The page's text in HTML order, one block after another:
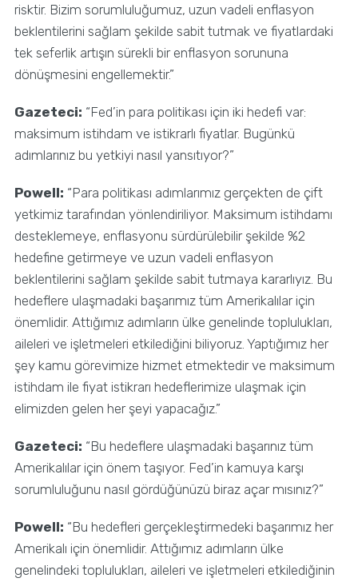
risktir. Bizim sorumluluğumuz, uzun vadeli enflasyon
beklentilerini sağlam şekilde sabit tutmak ve fiyatlardaki
tek seferlik artışın sürekli bir enflasyon sorununa
dönüşmesini engellemektir.”
Gazeteci: “Fed’in para politikası için iki hedefi var:
maksimum istihdam ve istikrarlı fiyatlar. Bugünkü
adımlarınız bu yetkiyi nasıl yansıtıyor?”
Powell: “Para politikası adımlarımız gerçekten de çift
yetkimiz tarafından yönlendiriliyor. Maksimum istihdamı
desteklemeye, enflasyonu sürdürülebilir şekilde %2
hedefine getirmeye ve uzun vadeli enflasyon
beklentilerini sağlam şekilde sabit tutmaya kararlıyız. Bu
hedeflere ulaşmadaki başarımız tüm Amerikalılar için
önemlidir. Attığımız adımların ülke genelinde toplulukları,
aileleri ve işletmeleri etkilediğini biliyoruz. Yaptığımız her
şey kamu görevimize hizmet etmektedir ve maksimum
istihdam ile fiyat istikrarı hedeflerimize ulaşmak için
elimizden gelen her şeyi yapacağız.”
Gazeteci: “Bu hedeflere ulaşmadaki başarınız tüm
Amerikalılar için önem taşıyor. Fed’in kamuya karşı
sorumluluğunu nasıl gördüğünüzü biraz açar mısınız?”
Powell: “Bu hedefleri gerçekleştirmedeki başarımız her
Amerikalı için önemlidir. Attığımız adımların ülke
genelindeki toplulukları, aileleri ve işletmeleri etkilediğinin